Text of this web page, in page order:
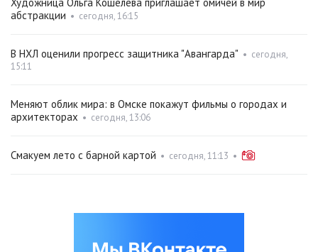
Художница Ольга Кошелева приглашает омичей в мир
абстракции • сегодня, 16:15
В НХЛ оценили прогресс защитника "Авангарда" • сегодня,
15:11
Меняют облик мира: в Омске покажут фильмы о городах и
архитекторах • сегодня, 13:06
Смакуем лето с барной картой • сегодня, 11:13 •